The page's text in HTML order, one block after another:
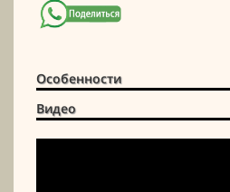
Особенности
Видео